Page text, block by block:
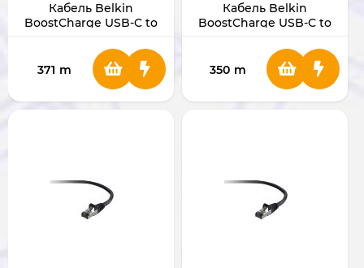
Кабель Belkin
BoostCharge USB-C to
371 m
Кабель Belkin
BoostCharge USB-C to
350 m